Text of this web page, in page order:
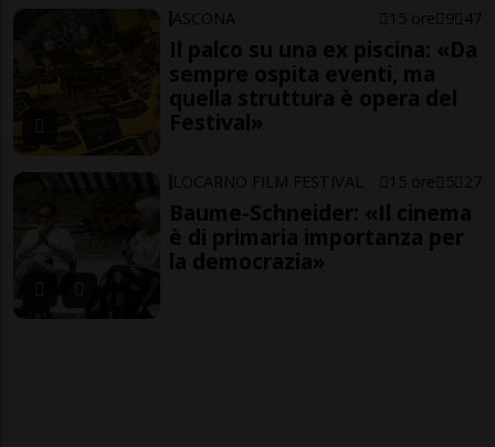
ASCONA 15 ore 9 47
Il palco su una ex piscina: «Da
sempre ospita eventi, ma
quella struttura è opera del
Festival»
LOCARNO FILM FESTIVAL 15 ore 5 27
Baume-Schneider: «Il cinema
è di primaria importanza per
la democrazia»